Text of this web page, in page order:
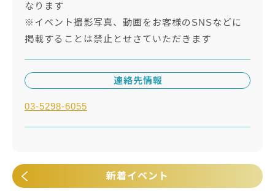
なります
※イベント撮影写真、動画をお客様のSNSなどに
掲載することは禁止とせさていただきます
連絡先情報
03-5298-6055
新着イベント